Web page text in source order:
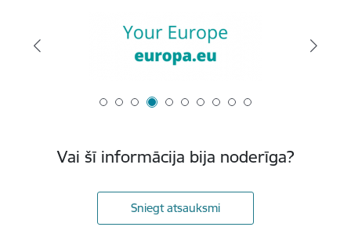
Vai šī informācija bija noderīga?
Sniegt atsauksmi